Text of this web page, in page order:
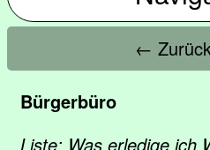
←
Bürgerbüro
Liste: Was erledige ich